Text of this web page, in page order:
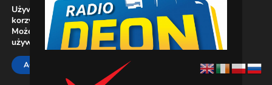
Używamy ciasteczek, aby zapewnić najlepszą jakość
korzystania z naszej witryny.
Możesz dowiedzieć się więcej o tym, jakich ciasteczek
używamy, lub wyłączyć je w
ustawieniach.
ACCEPT Zamknij panel